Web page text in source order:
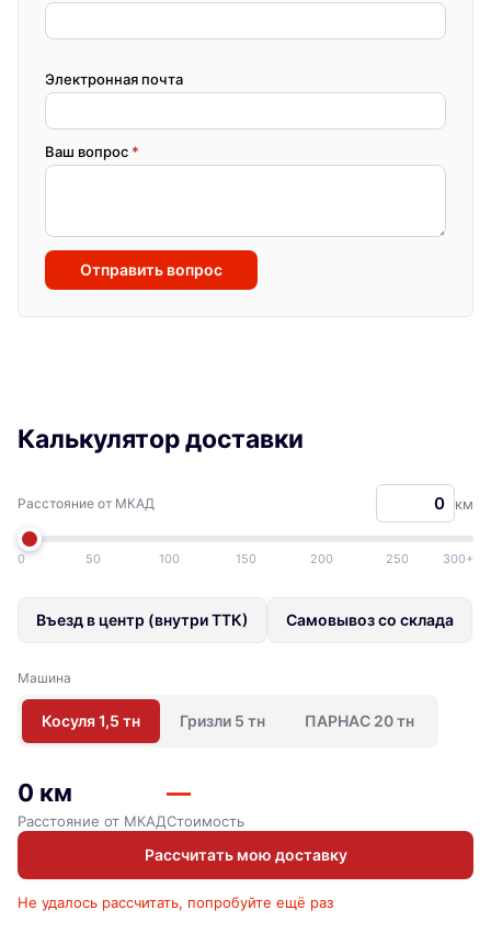
Электронная почта
Ваш вопрос *
Отправить вопрос
Калькулятор доставки
Расстояние от МКАД км
0 50 100 150 200 250 300+
Въезд в центр (внутри ТТК) Самовывоз со склада
Машина
Косуля 1,5 тн Гризли 5 тн ПАРНАС 20 тн
0 км
Расстояние от МКАД
—
Стоимость
Рассчитать мою доставку
Не удалось рассчитать, попробуйте ещё раз